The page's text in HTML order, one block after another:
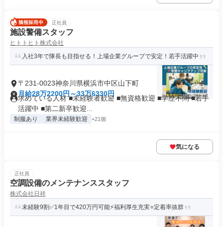
正社員
施設警備スタッフ
ヒトトヒト株式会社
入社3年で隊長も目指せる！上場企業グループで安定！若手活躍中
〒231-0023神奈川県横浜市中区山下町
月給28万2200円～33万6330円
求めている人材 ■未経験者歓迎 ■無資格歓迎 ■学歴不問 ■若手
活躍中 ■第二新卒歓迎...
制服あり 業界未経験歓迎 +21個
気になる
正社員
空調設備のメンテナンススタッフ
株式会社日祥
未経験9割✅1年目で420万円可能⚡福利厚生充実⭐定着率抜群